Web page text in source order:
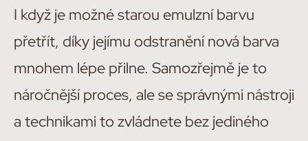
I když je možné starou emulzní barvu
přetřít, díky jejímu odstranění nová barva
mnohem lépe přilne. Samozřejmě je to
náročnější proces, ale se správnými nástroji
a technikami to zvládnete bez jediného